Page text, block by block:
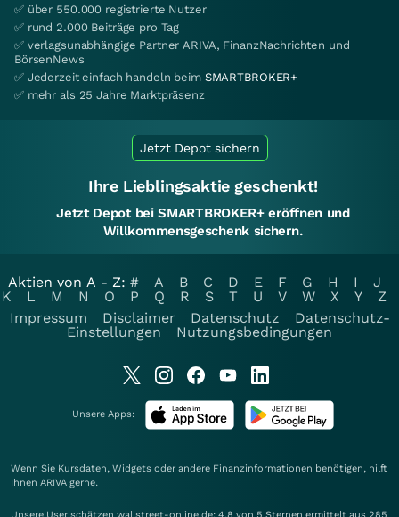
✅ über 550.000 registrierte Nutzer
✅ rund 2.000 Beiträge pro Tag
✅ verlagsunabhängige Partner ARIVA, FinanzNachrichten und
BörsenNews
✅ Jederzeit einfach handeln beim SMARTBROKER+
✅ mehr als 25 Jahre Marktpräsenz
Jetzt Depot sichern
Ihre Lieblingsaktie geschenkt!
Jetzt Depot bei SMARTBROKER+ eröffnen und
Willkommensgeschenk sichern.
Aktien von A - Z: # A B C D E F G H I
J
K
L M N O P Q R S T U V W X Y
Z
Impressum
Disclaimer Datenschutz
Datenschutz-
Einstellungen
Nutzungsbedingungen
Unsere Apps:
Wenn Sie Kursdaten, Widgets oder andere Finanzinformationen benötigen, hilft
Ihnen ARIVA gerne.